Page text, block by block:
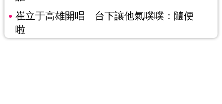
崔立于高雄開唱 台下讓他氣噗噗：隨便
啦